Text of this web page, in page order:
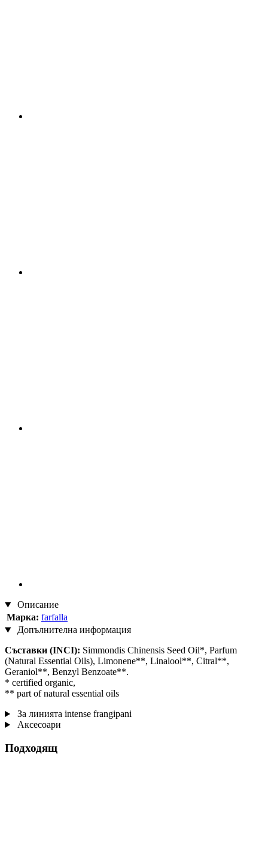
Описание
Марка: farfalla
Допълнителна информация
Съставки (INCI): Simmondis Chinensis Seed Oil*, Parfum
(Natural Essential Oils), Limonene**, Linalool**, Citral**,
Geraniol**, Benzyl Benzoate**.
* certified organic,
** part of natural essential oils
За линията intense frangipani
Аксесоари
Подходящ